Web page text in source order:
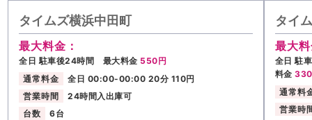
タイムズ横浜中田町
最大料金：
全日 駐車後24時間 最大料金 550円
通常料金
全日 00:00-00:00 20分 110円
営業時間
24時間入出庫可
台数
6台
タイ
最大
全日 駐
料金
通常料
営業時